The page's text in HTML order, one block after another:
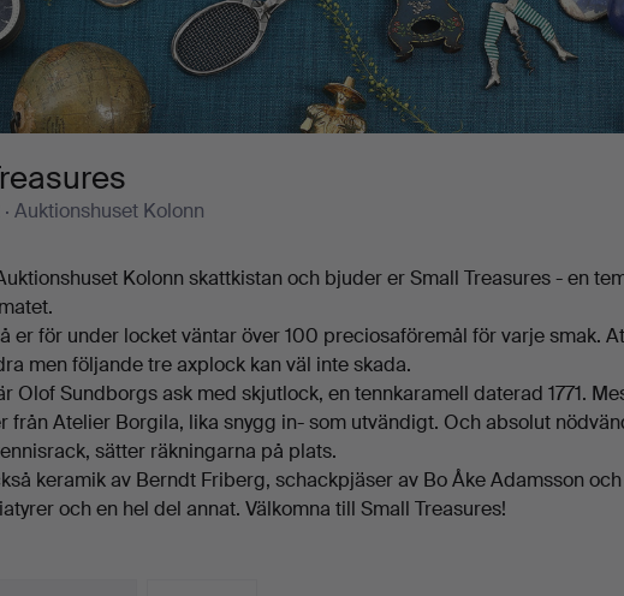
· Auktionshuset Kolonn
Kolonn skattkistan och bjuder er Small Treasures - en
er för under locket väntar över 100 preciosaföremål för varje smak.
men följande tre axplock kan väl inte skada.
Olof Sundborgs ask med skjutlock, en tennkaramell daterad 1771.
från Atelier Borgila, lika snygg in- som utvändigt. Och absolut
sätter räkningarna på plats.
keramik av Berndt Friberg, schackpjäser av Bo Åke Adamsson
och en hel del annat. Välkomna till Small Treasures!